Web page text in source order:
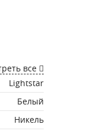
все
Lightstar
Белый
Никель